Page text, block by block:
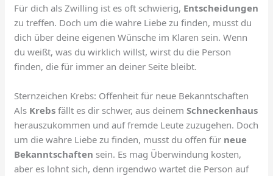
Für dich als Zwilling ist es oft schwierig, Entscheidungen
zu treffen. Doch um die wahre Liebe zu finden, musst du
dich über deine eigenen Wünsche im Klaren sein. Wenn
du weißt, was du wirklich willst, wirst du die Person
finden, die für immer an deiner Seite bleibt.
Sternzeichen Krebs: Offenheit für neue Bekanntschaften
Als Krebs fällt es dir schwer, aus deinemSchneckenhaus
herauszukommen und auf fremde Leute zuzugehen. Doch
um die wahre Liebe zu finden, musst du offen für neue
Bekanntschaften sein. Es mag Überwindung kosten,
aber es lohnt sich, denn irgendwo wartet die Person auf